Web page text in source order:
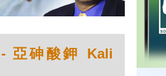
- 亞砷酸鉀 Kali